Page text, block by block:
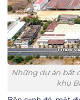
Những dự án bất
khu